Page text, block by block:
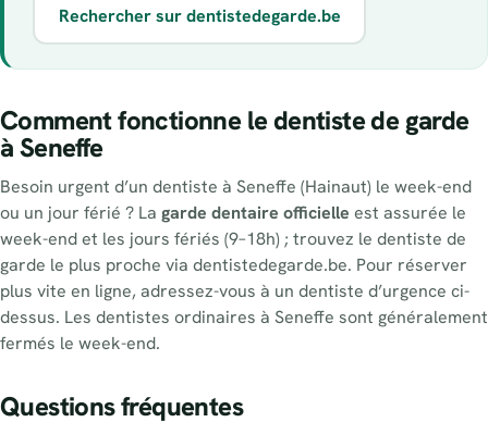
Rechercher sur dentistedegarde.be
Comment fonctionne le dentiste de garde
à Seneffe
Besoin urgent d’un dentiste à Seneffe (Hainaut) le week-end
ou un jour férié ? La garde dentaire officielle est assurée le
week-end et les jours fériés (9–18h) ; trouvez le dentiste de
garde le plus proche via dentistedegarde.be. Pour réserver
plus vite en ligne, adressez-vous à un dentiste d’urgence ci-
dessus. Les dentistes ordinaires à Seneffe sont généralement
fermés le week-end.
Questions fréquentes